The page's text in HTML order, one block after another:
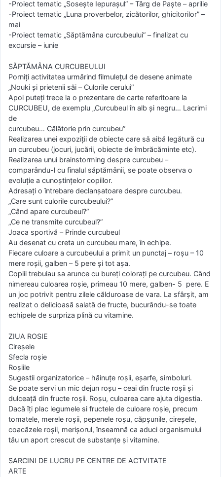
-Proiect tematic „Sosește Iepurașul” – Târg de Paște – aprilie
-Proiect tematic „Luna proverbelor, zicătorilor, ghicitorilor” –
mai
-Proiect tematic „Săptămâna curcubeului” – finalizat cu
excursie – iunie
SĂPTĂMÂNA CURCUBEULUI
Porniți activitatea urmărind filmulețul de desene animate
„Nouki și prietenii săi – Culorile cerului”
Apoi puteți trece la o prezentare de carte referitoare la
CURCUBEU, de exemplu „Curcubeul în alb și negru… Lacrimi
de
curcubeu… Călătorie prin curcubeu”
Realizarea unei expoziții de obiecte care să aibă legătură cu
un curcubeu (jocuri, jucării, obiecte de îmbrăcăminte etc).
Realizarea unui brainstorming despre curcubeu –
comparându-l cu finalul săptămânii, se poate observa o
evoluție a cunoștințelor copiilor.
Adresați o întrebare declanșatoare despre curcubeu.
„Care sunt culorile curcubeului?”
„Când apare curcubeul?”
„Ce ne transmite curcubeul?”
Joaca sportivă – Prinde curcubeul
Au desenat cu creta un curcubeu mare, în echipe.
Fiecare culoare a curcubeului a primit un punctaj – roșu – 10
mere roșii, galben – 5 pere și tot așa.
Copiii trebuiau sa arunce cu bureți colorați pe curcubeu. Când
nimereau culoarea roșie, primeau 10 mere, galben- 5 pere. E
un joc potrivit pentru zilele călduroase de vara. La sfârșit, am
realizat o delicioasă salată de fructe, bucurându-se toate
echipele de surpriza plină cu vitamine.
ZIUA ROSIE
Cireșele
Sfecla roșie
Roșiile
Sugestii organizatorice – hăinuțe roșii, eșarfe, simboluri.
Se poate servi un mic dejun roșu – ceai din fructe roșii și
dulceață din fructe roșii. Roșu, culoarea care ajuta digestia.
Dacă îți plac legumele si fructele de culoare roșie, precum
tomatele, merele roșii, pepenele roșu, căpșunile, cireșele,
coacăzele roșii, merișorul, înseamnă ca aduci organismului
tău un aport crescut de substanțe și vitamine.
SARCINI DE LUCRU PE CENTRE DE ACTVITATE
ARTE